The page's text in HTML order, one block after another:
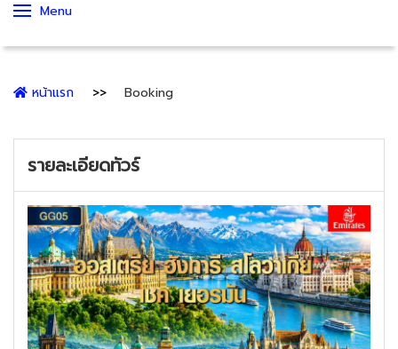
Menu
หน้าแรก Booking
รายละเอียดทัวร์